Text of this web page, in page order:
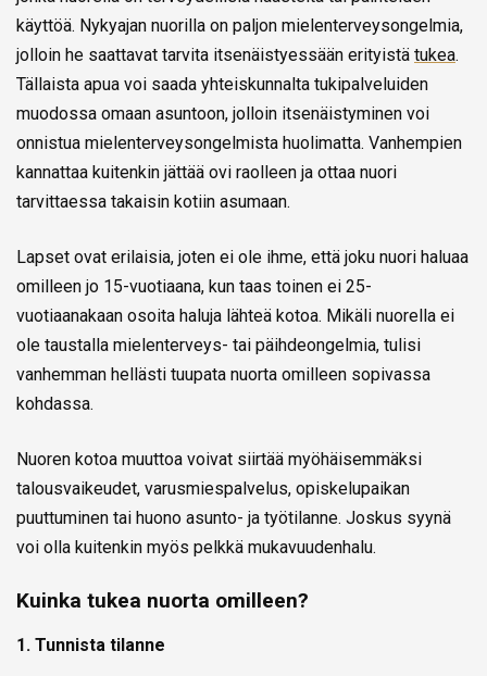
käyttöä. Nykyajan nuorilla on paljon mielenterveysongelmia,
jolloin he saattavat tarvita itsenäistyessään erityistä tukea.
Tällaista apua voi saada yhteiskunnalta tukipalveluiden
muodossa omaan asuntoon, jolloin itsenäistyminen voi
onnistua mielenterveysongelmista huolimatta. Vanhempien
kannattaa kuitenkin jättää ovi raolleen ja ottaa nuori
tarvittaessa takaisin kotiin asumaan.
Lapset ovat erilaisia, joten ei ole ihme, että joku nuori haluaa
omilleen jo 15-vuotiaana, kun taas toinen ei 25-
vuotiaanakaan osoita haluja lähteä kotoa. Mikäli nuorella ei
ole taustalla mielenterveys- tai päihdeongelmia, tulisi
vanhemman hellästi tuupata nuorta omilleen sopivassa
kohdassa.
Nuoren kotoa muuttoa voivat siirtää myöhäisemmäksi
talousvaikeudet, varusmiespalvelus, opiskelupaikan
puuttuminen tai huono asunto- ja työtilanne. Joskus syynä
voi olla kuitenkin myös pelkkä mukavuudenhalu.
Kuinka tukea nuorta omilleen?
1. Tunnista tilanne